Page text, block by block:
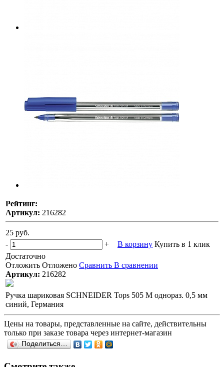
Рейтинг:
Артикул: 216282
25 руб.
-
+ В корзину Купить в 1 клик
Достаточно
Отложить Отложено Сравнить В сравнении
Артикул: 216282
Ручка шариковая SCHNEIDER Tops 505 М однораз. 0,5 мм
синий, Германия
Цены на товары, представленные на сайте, действительны
только при заказе товара через интернет-магазин
Поделиться…